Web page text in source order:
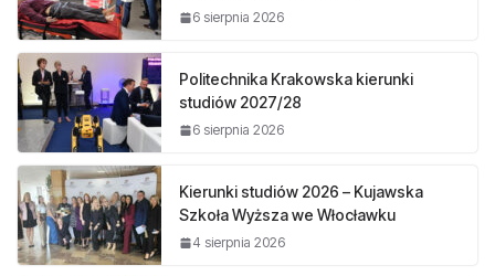
6 sierpnia 2026
Politechnika Krakowska kierunki
studiów 2027/28
6 sierpnia 2026
Kierunki studiów 2026 – Kujawska
Szkoła Wyższa we Włocławku
4 sierpnia 2026